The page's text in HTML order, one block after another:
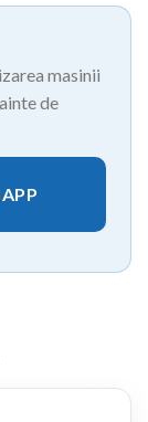
masinii
de